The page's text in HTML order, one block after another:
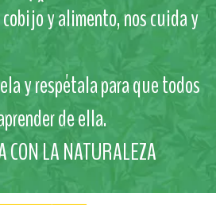
y alimento, nos cuida y
y respétala para que todos
de ella.
CON LA NATURALEZA